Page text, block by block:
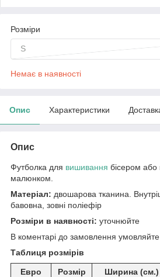
Розміри
S
Немає в наявності
Опис Характеристики
Опис
Футболка для вишивання бісером
малюнком.
Матеріал: двошарова тканина.
бавовна, зовні поліефір
Розміри в наявності: уточнюйте
В коментарі до замовлення умовляйте
Таблиця розмірів
Евро Розмір Ширина (см.)